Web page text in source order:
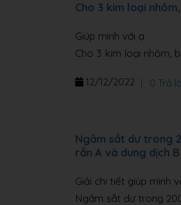
Cho 3 kim loại
Giúp mình với ạ
Cho 3 kim loại nhôm,
12/12/2022 0 Trả
Ngâm sắt dư trong
rắn A và dung dịch B
Giải chi tiết giúp mình
Ngâm sắt dư trong